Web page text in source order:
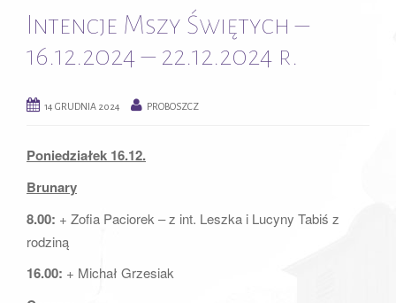
a
a
Intencje Mszy Świętych –
16.12.2024 – 22.12.2024 r.
14 GRUDNIA 2024 PROBOSZCZ
Poniedziałek 16.12.
Brunary
8.00: + Zofia Paciorek – z int. Leszka i Lucyny Tabiś z
rodziną
16.00: + Michał Grzesiak